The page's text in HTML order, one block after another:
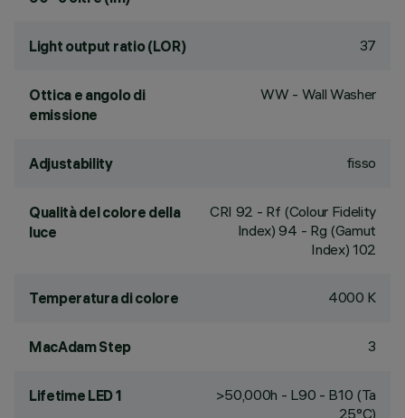
Light output ratio (LOR) 37
Ottica e angolo di
emissione
WW - Wall Washer
Adjustability fisso
Qualità del colore della
luce
CRI 92 - Rf (Colour Fidelity
Index) 94 - Rg (Gamut
Index) 102
Temperatura di colore 4000 K
MacAdam Step 3
Lifetime LED 1
>50,000h - L90 - B10 (Ta
25°C)